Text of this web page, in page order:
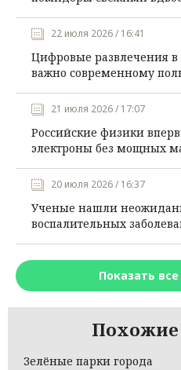
22 июля 2026 / 16:41
Цифровые развлечения
важно современному
21 июля 2026 / 17:07
Российские физики
электроны без мощных
20 июля 2026 / 16:37
Ученые нашли
воспалительных
Показать
Похожие
Зелёные парки города